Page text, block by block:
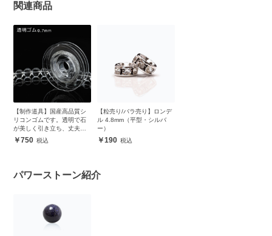
関連商品
【制作道具】国産高品質シ
リコンゴムです。透明で石
が美しく引き立ち、丈夫で
安心750
【粒売り/バラ売り】ロンデ
ル 4.8mm（平型・シルバ
ー）
190
パワーストーン紹介